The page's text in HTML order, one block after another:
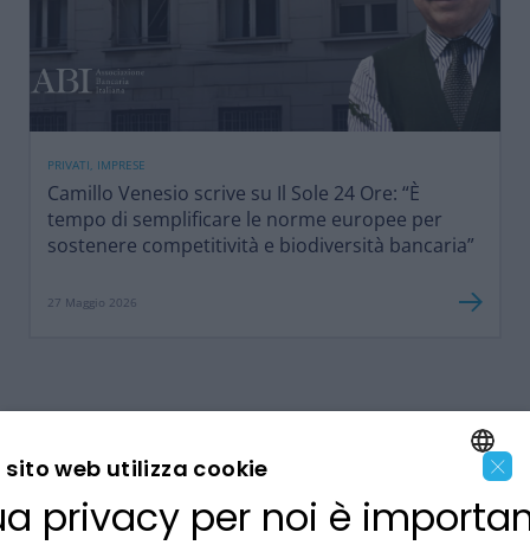
PRIVATI, IMPRESE
Camillo Venesio scrive su Il Sole 24 Ore: “È
tempo di semplificare le norme europee per
sostenere competitività e biodiversità bancaria”
27 Maggio 2026
LA BANCA
ENGLISH
×
sito web utilizza cookie
privacy per noi è